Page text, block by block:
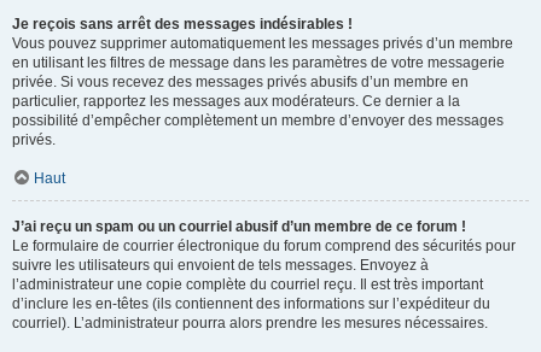
Je reçois sans arrêt des messages indésirables !
Vous pouvez supprimer automatiquement les messages privés d’un membre
en utilisant les filtres de message dans les paramètres de votre messagerie
privée. Si vous recevez des messages privés abusifs d’un membre en
particulier, rapportez les messages aux modérateurs. Ce dernier a la
possibilité d’empêcher complètement un membre d’envoyer des messages
privés.
Haut
J’ai reçu un spam ou un courriel abusif d’un membre de ce forum !
Le formulaire de courrier électronique du forum comprend des sécurités pour
suivre les utilisateurs qui envoient de tels messages. Envoyez à
l’administrateur une copie complète du courriel reçu. Il est très important
d’inclure les en-têtes (ils contiennent des informations sur l’expéditeur du
courriel). L’administrateur pourra alors prendre les mesures nécessaires.